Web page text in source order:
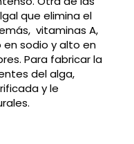
que elimina el
vitaminas A,
en sodio y alto en
Para fabricar la
del alga,
y le